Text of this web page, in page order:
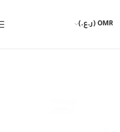
OMR (ر.ع.)